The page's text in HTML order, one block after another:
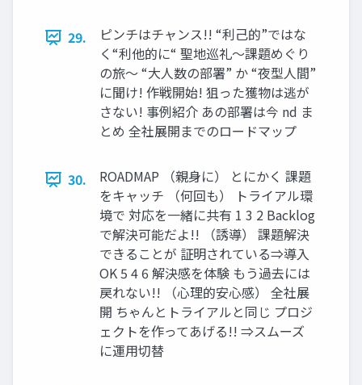
29.
ピンチはチャンス!! “利己的”ではな
く“利他的に“ 聖地巡礼～課題めぐり
の旅～ “大人数の部署” か “夜型人間”
に聞け! 作戦開始! 狙った獲物は逃が
さない! 事例紹介 あの部署は今 nd ま
とめ 全社展開までのロードマップ
30.
ROADMAP （親身に） とにかく 課題
をキャッチ （何回も） トライアル環
境で 対応を一緒に共有 1 3 2 Backlog
で解決可能だよ!! （誘導） 課題解決
できることが 証明されている⇒導入
OK 5 4 6 解決感を体験 もう過去には
戻れない!! （心理的安心感） 全社展
開 ちゃんとトライアルと同じ プロジ
ェクトを作ってあげる!! ⇒スムーズ
に運用切替